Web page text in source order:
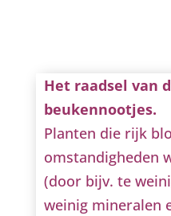
Het raadsel van
beukennootjes.
Planten die rijk
omstandigheden
(door bijv. te
weinig mineralen